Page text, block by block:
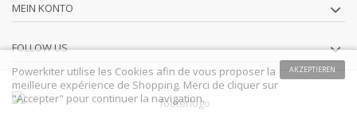
MEIN KONTO
FOLLOW US
AKZEPTIEREN
Powerkiter utilise les Cookies afin de vous proposer la
meilleure expérience de Shopping. Merci de cliquer sur
"Accepter" pour continuer la navigation.